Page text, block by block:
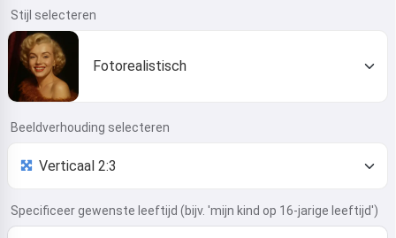
Stijl selecteren
Fotorealistisch
Beeldverhouding selecteren
Specificeer gewenste leeftijd (bijv. 'mijn kind op 16-jarige leeftijd')